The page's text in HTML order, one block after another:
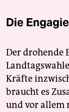
Die
Der drohende
Kräfte
braucht es
und vor allem